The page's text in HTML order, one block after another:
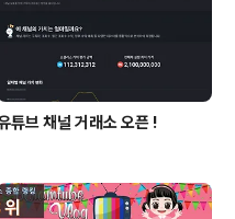
크리토스 2.
튜브 채널 거래소 오픈 !